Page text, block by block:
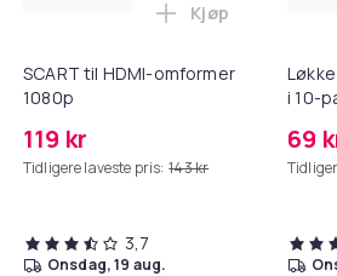
- QC35/QC25/QC15/AE2 -
til SD/TF Kortleser - 2-i-1
SCART til HDMI-omformer
1080p
119 kr
Tidligere laveste pris: 143 kr
Legg SCART til
Kjøp
3,7
onsdag, 19 aug.
i 10-
69